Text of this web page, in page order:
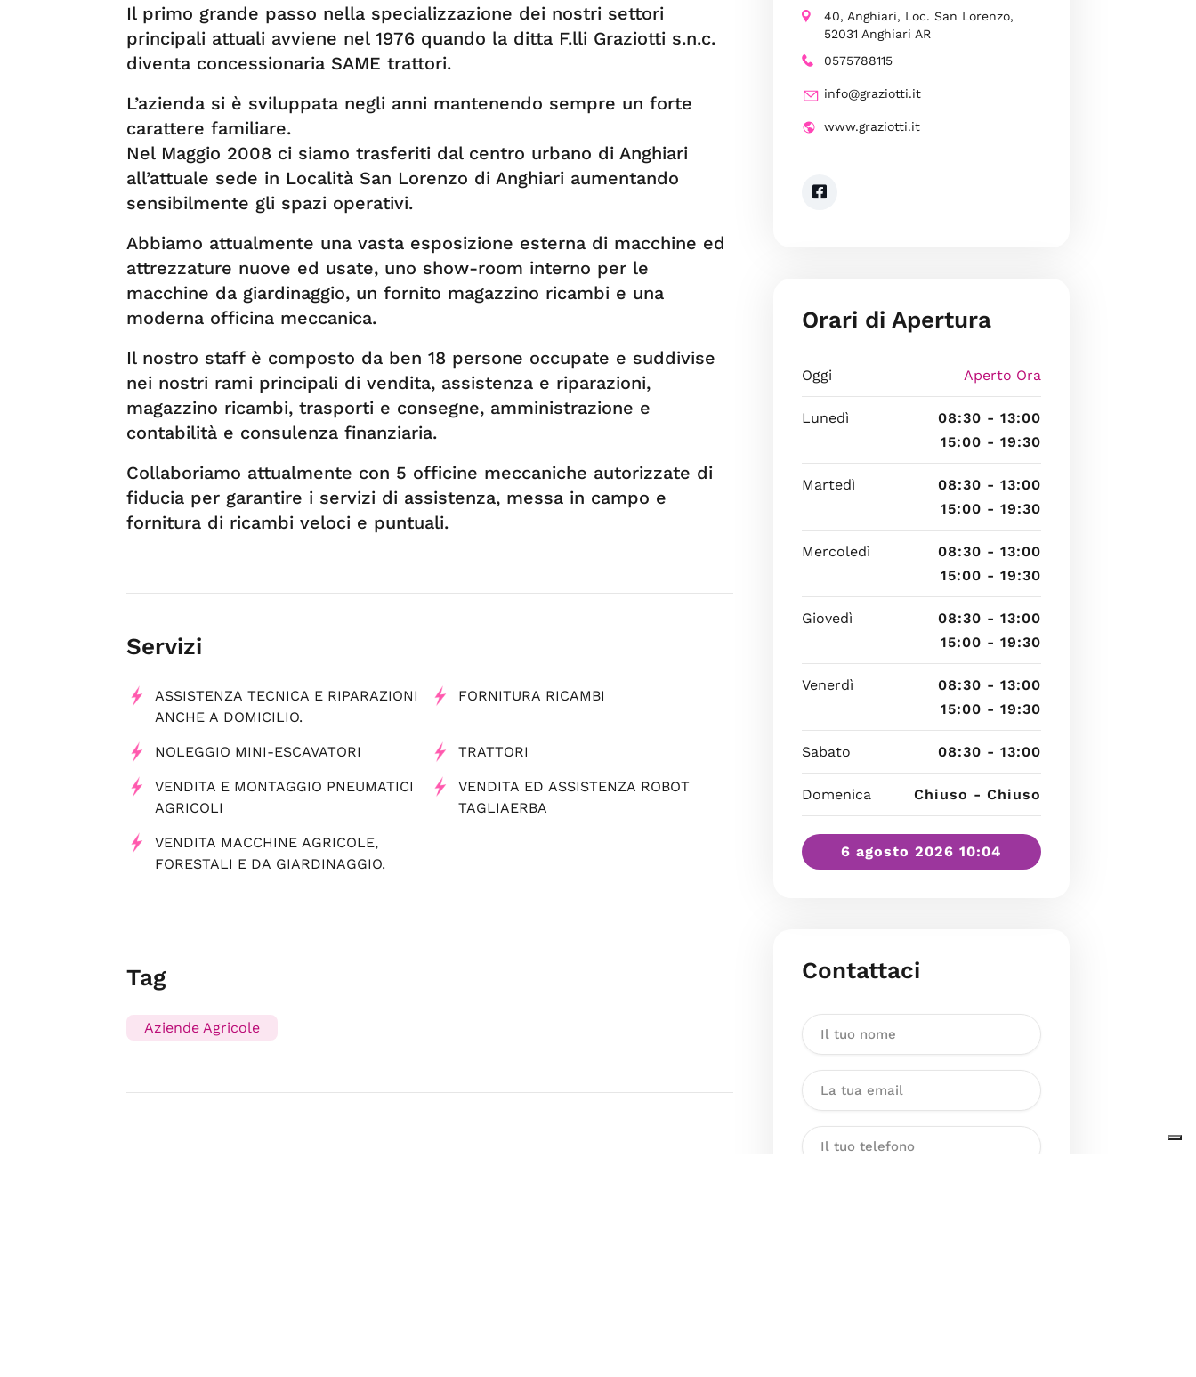
Il primo grande passo nella specializzazione dei nostri settori
principali attuali avviene nel 1976 quando la ditta F.lli Graziotti s.n.c.
diventa concessionaria SAME trattori.
L’azienda si è sviluppata negli anni mantenendo sempre un forte
carattere familiare.
Nel Maggio 2008 ci siamo trasferiti dal centro urbano di Anghiari
all’attuale sede in Località San Lorenzo di Anghiari aumentando
sensibilmente gli spazi operativi.
Abbiamo attualmente una vasta esposizione esterna di macchine ed
attrezzature nuove ed usate, uno show-room interno per le
macchine da giardinaggio, un fornito magazzino ricambi e una
moderna officina meccanica.
Il nostro staff è composto da ben 18 persone occupate e suddivise
nei nostri rami principali di vendita, assistenza e riparazioni,
magazzino ricambi, trasporti e consegne, amministrazione e
contabilità e consulenza finanziaria.
Collaboriamo attualmente con 5 officine meccaniche autorizzate di
fiducia per garantire i servizi di assistenza, messa in campo e
fornitura di ricambi veloci e puntuali.
Servizi
ASSISTENZA TECNICA E RIPARAZIONI
ANCHE A DOMICILIO.
FORNITURA RICAMBI
NOLEGGIO MINI-ESCAVATORI TRATTORI
VENDITA E MONTAGGIO PNEUMATICI
AGRICOLI
VENDITA ED ASSISTENZA ROBOT
TAGLIAERBA
VENDITA MACCHINE AGRICOLE,
FORESTALI E DA GIARDINAGGIO.
Tag
Aziende Agricole
40, Anghiari, Loc. San Lorenzo,
52031 Anghiari AR
0575788115
info@graziotti.it
www.graziotti.it
Orari di Apertura
Oggi Aperto Ora
Lunedì
08:30 - 13:00
15:00 - 19:30
Martedì
08:30 - 13:00
15:00 - 19:30
Mercoledì
08:30 - 13:00
15:00 - 19:30
Giovedì
08:30 - 13:00
15:00 - 19:30
Venerdì
08:30 - 13:00
15:00 - 19:30
Sabato 08:30 - 13:00
Domenica Chiuso - Chiuso
6 agosto 2026 10:04
Contattaci